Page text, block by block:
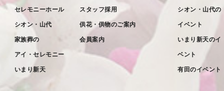
2022年4月
2022年1月
セレモニーホール
シオン・山代
家族葬の
アイ・セレモニー
いまり新天
スタッフ採用
供花・供物のご案内
会員案内
シオン・山代の
イベント
いまり新天のイ
ベント
有田のイベント